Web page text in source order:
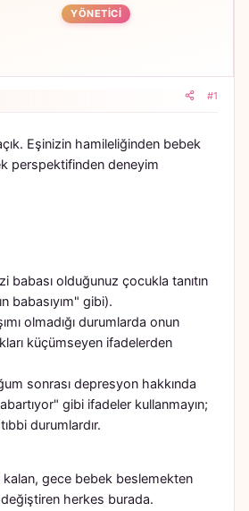
YÖNETICI
#1
Eşinizin hamileliğinden bebek
perspektifinden deneyim
babası olduğunuz çocukla tanıtın
babasıyım" gibi).
olmadığı durumlarda onun
küçümseyen ifadelerden
sonrası depresyon hakkında
gibi ifadeler kullanmayın;
durumlardır.
kalan, gece bebek beslemekten
herkes burada.